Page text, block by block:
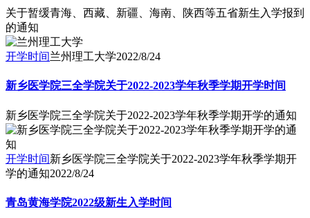
关于暂缓青海、西藏、新疆、海南、陕西等五省新生入学报到
的通知
开学时间兰州理工大学2022/8/24
新乡医学院三全学院关于2022-2023学年秋季学期开学时间
新乡医学院三全学院关于2022-2023学年秋季学期开学的通知
开学时间新乡医学院三全学院关于2022-2023学年秋季学期开
学的通知2022/8/24
青岛黄海学院2022级新生入学时间